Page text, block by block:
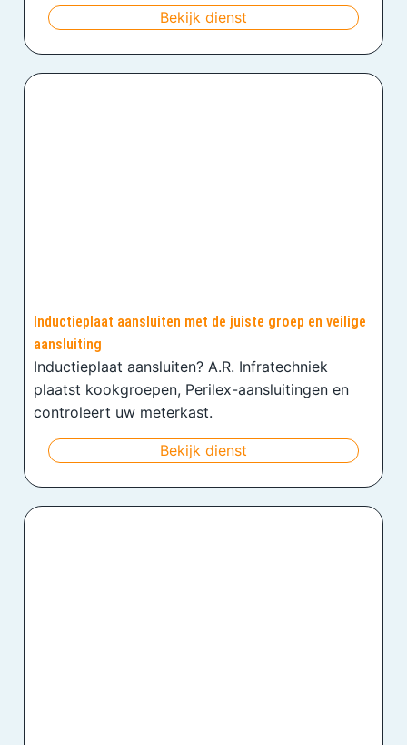
Bekijk dienst
Inductieplaat aansluiten met de juiste groep en veilige
aansluiting
Inductieplaat aansluiten? A.R. Infratechniek
plaatst kookgroepen, Perilex-aansluitingen en
controleert uw meterkast.
Bekijk dienst